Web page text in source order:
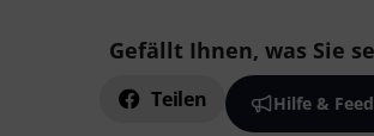
Gefällt Ihnen, was Sie
Teilen Hilfe &